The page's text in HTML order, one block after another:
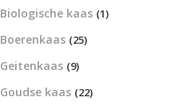
Biologische kaas (1)
Boerenkaas (25)
Geitenkaas (9)
Goudse kaas (22)